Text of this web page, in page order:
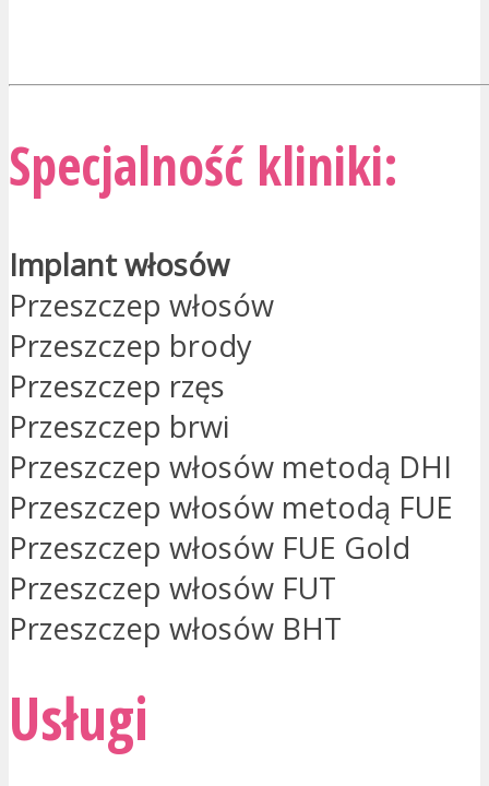
Specjalność kliniki:
Implant włosów
Przeszczep włosów
Przeszczep brody
Przeszczep rzęs
Przeszczep brwi
Przeszczep włosów metodą DHI
Przeszczep włosów metodą FUE
Przeszczep włosów FUE Gold
Przeszczep włosów FUT
Przeszczep włosów BHT
Usługi